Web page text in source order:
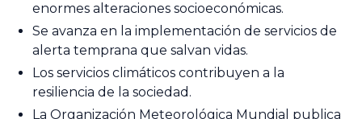
enormes alteraciones socioeconómicas.
Se avanza en la implementación de servicios de
alerta temprana que salvan vidas.
Los servicios climáticos contribuyen a la
resiliencia de la sociedad.
La Organización Meteorológica Mundial publica